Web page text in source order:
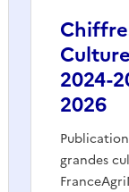
2024-
2026
grandes